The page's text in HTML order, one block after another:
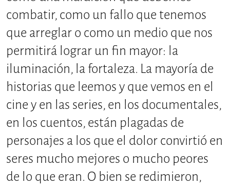
combatir, como un fallo que tenemos
que arreglar o como un medio que nos
permitirá lograr un fin mayor: la
iluminación, la fortaleza. La mayoría de
historias que leemos y que vemos en el
cine y en las series, en los documentales,
en los cuentos, están plagadas de
personajes a los que el dolor convirtió en
seres mucho mejores o mucho peores
de lo que eran. O bien se redimieron,